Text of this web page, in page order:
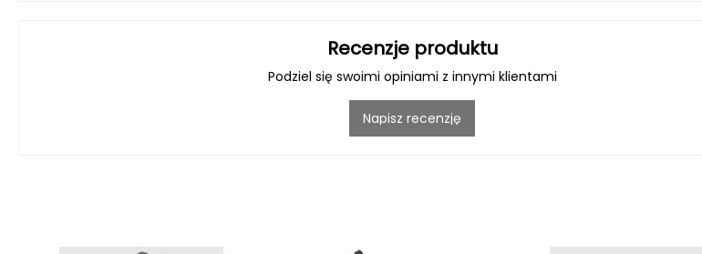
Recenzje produktu
Podziel się swoimi opiniami z innymi klientami
Napisz recenzję